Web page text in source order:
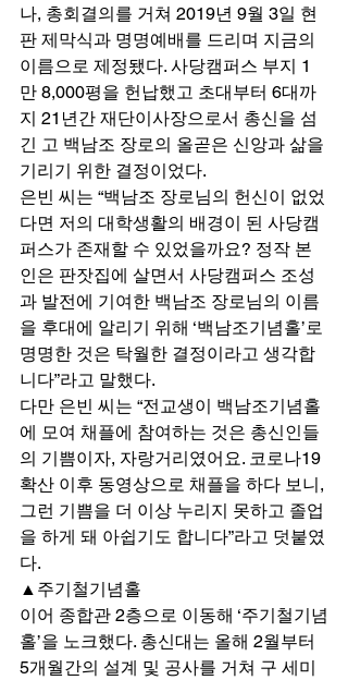
나, 총회결의를 거쳐 2019년 9월 3일 현
판 제막식과 명명예배를 드리며 지금의
이름으로 제정됐다. 사당캠퍼스 부지 1
만 8,000평을 헌납했고 초대부터 6대까
지 21년간 재단이사장으로서 총신을 섬
긴 고 백남조 장로의 올곧은 신앙과 삶을
기리기 위한 결정이었다.
은빈 씨는 “백남조 장로님의 헌신이 없었
다면 저의 대학생활의 배경이 된 사당캠
퍼스가 존재할 수 있었을까요? 정작 본
인은 판잣집에 살면서 사당캠퍼스 조성
과 발전에 기여한 백남조 장로님의 이름
을 후대에 알리기 위해 ‘백남조기념홀’로
명명한 것은 탁월한 결정이라고 생각합
니다”라고 말했다.
다만 은빈 씨는 “전교생이 백남조기념홀
에 모여 채플에 참여하는 것은 총신인들
의 기쁨이자, 자랑거리였어요. 코로나19
확산 이후 동영상으로 채플을 하다 보니,
그런 기쁨을 더 이상 누리지 못하고 졸업
을 하게 돼 아쉽기도 합니다”라고 덧붙였
다.
▲주기철기념홀
이어 종합관 2층으로 이동해 ‘주기철기념
홀’을 노크했다. 총신대는 올해 2월부터
5개월간의 설계 및 공사를 거쳐 구 세미